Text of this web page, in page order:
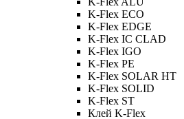
K-Flex ECO
K-Flex EDGE
K-Flex IC CLAD
K-Flex IGO
K-Flex PE
K-Flex SOLAR HT
K-Flex SOLID
K-Flex ST
Клей K-Flex